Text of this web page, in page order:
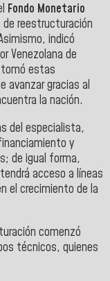
Fondo Monetario
reestructuración
indicó
Venezolana de
tomó estas
avanzar gracias al
la nación.
del especialista,
y
de igual forma,
acceso a líneas
el crecimiento de la
comenzó
técnicos, quienes